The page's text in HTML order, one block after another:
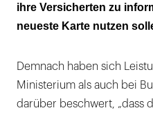
ihre Versicherten zu
neueste Karte nutzen
Demnach haben sich
Ministerium als auch bei
darüber beschwert, „dass